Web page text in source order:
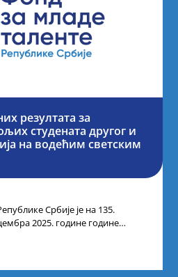
резултата за
студената другог и
на водећим светским
Србије је на 135.
2025. године године